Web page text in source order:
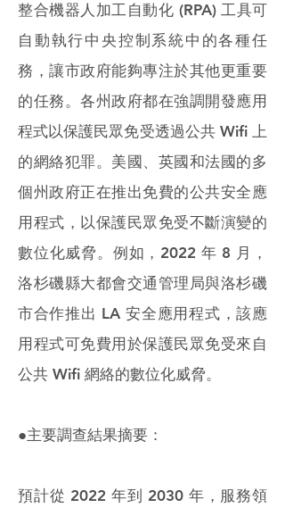
整合機器人加工自動化 (RPA) 工具可
自動執行中央控制系統中的各種任
務，讓市政府能夠專注於其他更重要
的任務。各州政府都在強調開發應用
程式以保護民眾免受透過公共 Wifi 上
的網絡犯罪。美國、英國和法國的多
個州政府正在推出免費的公共安全應
用程式，以保護民眾免受不斷演變的
數位化威脅。例如，2022 年 8 月，
洛杉磯縣大都會交通管理局與洛杉磯
市合作推出 LA 安全應用程式，該應
用程式可免費用於保護民眾免受來自
公共 Wifi 網絡的數位化威脅。
●主要調查結果摘要：
預計從 2022 年到 2030 年，服務領